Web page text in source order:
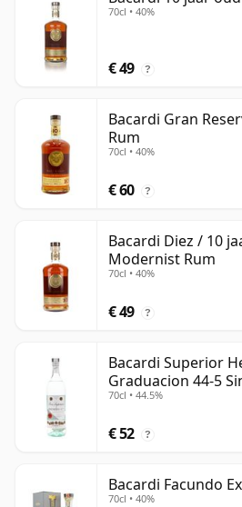
70cl • 40%
€ 49 ?
Bacardi Gran
Rum
70cl • 40%
€ 60 ?
Bacardi Diez / 10
Modernist Rum
70cl • 40%
€ 49 ?
Bacardi Superior
Graduacion 44-5
70cl • 44.5%
€ 52 ?
Bacardi Facundo
70cl • 40%